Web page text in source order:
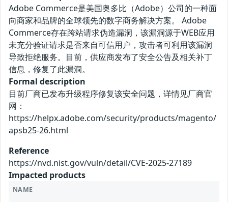
Adobe Commerce是美国奥多比（Adobe）公司的一种面
向商家和品牌的全球领先的数字商务解决方案。 Adobe
Commerce存在跨站请求伪造漏洞，该漏洞源于WEB应用
未充分验证请求是否来自可信用户，攻击者可利用该漏洞
导致拒绝服务。目前，供应商发布了安全公告及相关补丁
信息，修复了此漏洞。
Formal description
目前厂商已发布升级程序修复该安全问题，详情见厂商官
网：
https://helpx.adobe.com/security/products/magento/
apsb25-26.html
Reference
https://nvd.nist.gov/vuln/detail/CVE-2025-27189
Impacted products
NAME